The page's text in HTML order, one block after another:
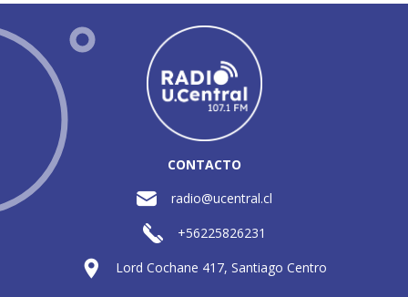
CONTACTO
radio@ucentral.cl
+56225826231
Lord Cochane 417, Santiago Centro